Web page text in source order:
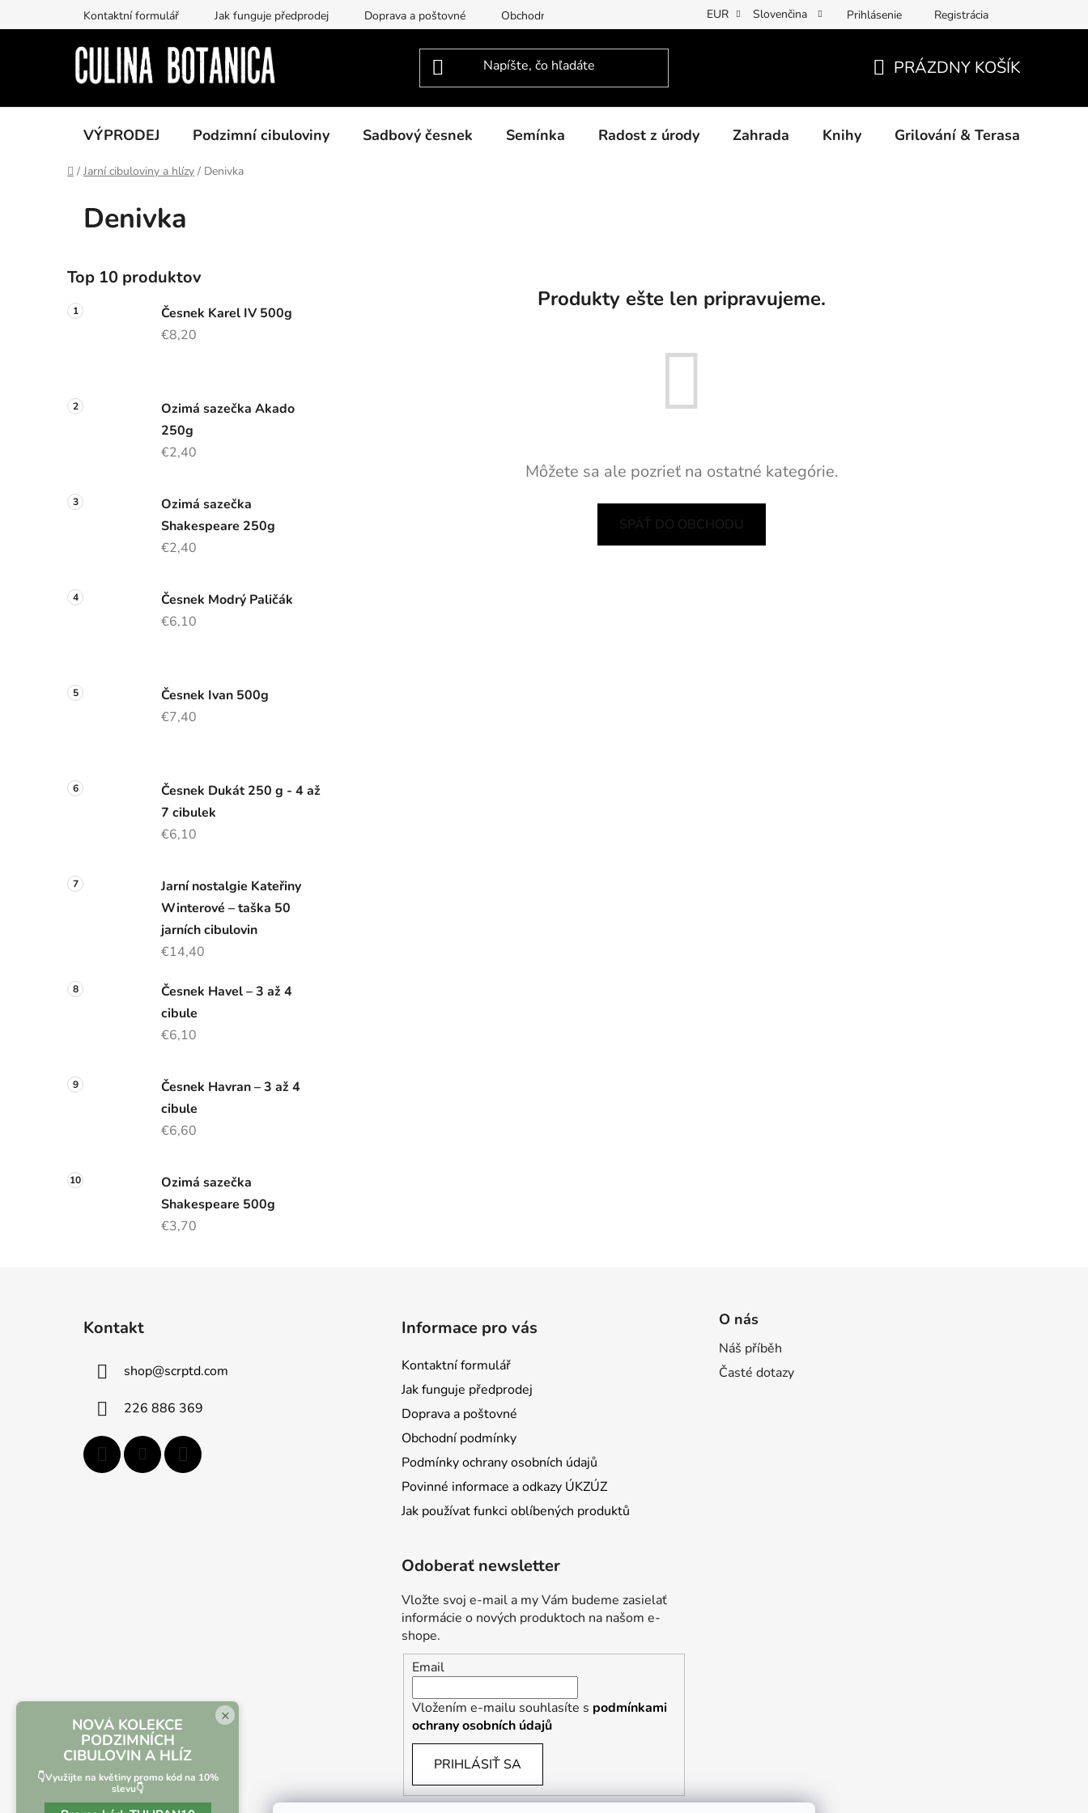
na
Kontaktní formulář Jak funguje předprodej Doprava a poštovné Obchodní podmínky Podmínky ochrany osobních údajů Povinné informace a odkazy ÚKZÚZ
EUR Slovenčina Prihlásenie Registrácia
KOŠÍK
PRÁZDNY KOŠÍK
VÝPRODEJ Podzimní cibuloviny Sadbový česnek Semínka Radost z úrody Zahrada Knihy Grilování & Terasa
Domov
/ Jarní cibuloviny a hlízy / Denivka
Denivka
o
č
n
n
Top 10 produktov
Česnek Karel IV 500g
€8,20
Ozimá sazečka Akado
250g
€2,40
Ozimá sazečka
Shakespeare 250g
€2,40
Česnek Modrý Paličák
€6,10
Česnek Ivan 500g
€7,40
Česnek Dukát 250 g - 4 až
7 cibulek
€6,10
Jarní nostalgie Kateřiny
Winterové – taška 50
jarních cibulovin
€14,40
Česnek Havel – 3 až 4
cibule
€6,10
Česnek Havran – 3 až 4
cibule
€6,60
Ozimá sazečka
Shakespeare 500g
€3,70
Produkty ešte len pripravujeme.
Môžete sa ale pozrieť na ostatné kategórie.
SPÄŤ DO OBCHODU
Kontakt
shop@scrptd.com
226 886 369
Informace pro vás
Kontaktní formulář
Jak funguje předprodej
Doprava a poštovné
Obchodní podmínky
Podmínky ochrany osobních údajů
Povinné informace a odkazy ÚKZÚZ
Jak používat funkci oblíbených produktů
O nás
Náš příběh
Časté dotazy
Odoberať newsletter
Vložte svoj e-mail a my Vám budeme zasielať
informácie o nových produktoch na našom e-
shope.
Email
Vložením e-mailu souhlasíte s podmínkami
ochrany osobních údajů
PRIHLÁSIŤ SA
×
NOVÁ KOLEKCE
PODZIMNÍCH
CIBULOVIN A HLÍZ
👇Využijte na květiny promo kód na 10%
slevu👇